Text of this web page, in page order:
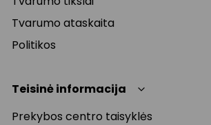
Tvarumo ataskaita
Politikos
Teisinė informacija
Prekybos centro taisyklės